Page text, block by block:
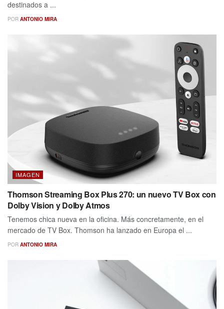
destinados a ...
POR ANTONIO MIRA
IMAGEN
Thomson Streaming Box Plus 270: un nuevo TV Box con
Dolby Vision y Dolby Atmos
Tenemos chica nueva en la oficina. Más concretamente, en el
mercado de TV Box. Thomson ha lanzado en Europa el ...
POR ANTONIO MIRA